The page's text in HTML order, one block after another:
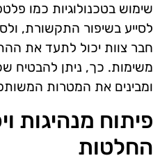
שימוש בטכנולוגיות כמו
לסייע בשיפור התקשורת,
חבר צוות יכול לתעד את
משימות. כך, ניתן להבטיח
ומבינים את המטרות
פיתוח מנהיגות
החלטות